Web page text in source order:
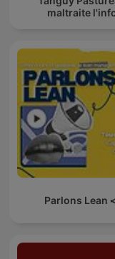
maltraite
Parlons Lean